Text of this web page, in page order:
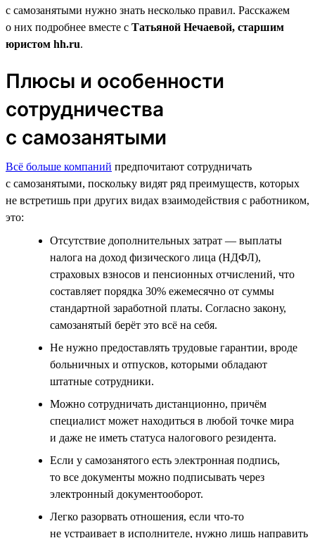
с самозанятыми нужно знать несколько правил. Расскажем
о них подробнее вместе с Татьяной Нечаевой, старшим
юристом hh.ru.
Плюсы и особенности
сотрудничества
с самозанятыми
Всё больше компаний предпочитают сотрудничать
с самозанятыми, поскольку видят ряд преимуществ, которых
не встретишь при других видах взаимодействия с работником,
это:
Отсутствие дополнительных затрат — выплаты
налога на доход физического лица (НДФЛ),
страховых взносов и пенсионных отчислений, что
составляет порядка 30% ежемесячно от суммы
стандартной заработной платы. Согласно закону,
самозанятый берёт это всё на себя.
Не нужно предоставлять трудовые гарантии, вроде
больничных и отпусков, которыми обладают
штатные сотрудники.
Можно сотрудничать дистанционно, причём
специалист может находиться в любой точке мира
и даже не иметь статуса налогового резидента.
Если у самозанятого есть электронная подпись,
то все документы можно подписывать через
электронный документооборот.
Легко разорвать отношения, если что-то
не устраивает в исполнителе, нужно лишь направить